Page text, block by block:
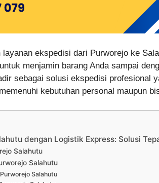
layanan ekspedisi dari Purworejo ke
menjamin barang Anda sampai
sebagai solusi ekspedisi profesional
kebutuhan personal maupun
dengan Logistik Express: Solusi
Salahutu
Salahutu
Salahutu